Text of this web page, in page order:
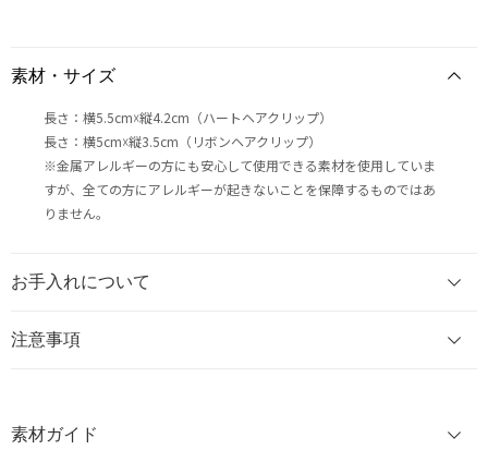
素材・サイズ
長さ：横5.5cm☓縦4.2cm（ハートヘアクリップ）
長さ：横5cm☓縦3.5cm（リボンヘアクリップ）
※金属アレルギーの方にも安心して使用できる素材を使用していま
すが、全ての方にアレルギーが起きないことを保障するものではあ
りません。
お手入れについて
注意事項
素材ガイド